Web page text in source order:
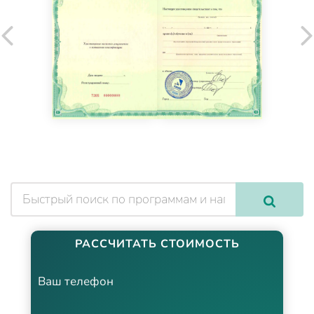
РАССЧИТАТЬ СТОИМОСТЬ
Ваш телефон